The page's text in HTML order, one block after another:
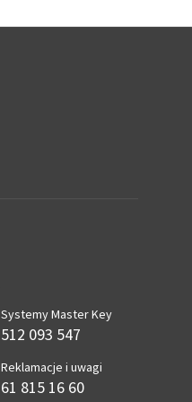
Systemy Master Key
512 093 547
Reklamacje i uwagi
61 815 16 60